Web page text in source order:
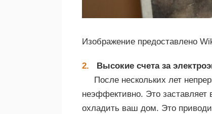
Изображение предоставлено
Высокие счета за
После нескольких лет
неэффективно. Это
охладить ваш дом. Это